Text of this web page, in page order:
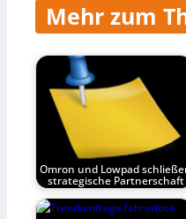
Mehr zum
Omron und Lowpad
strategische Partnerschaft